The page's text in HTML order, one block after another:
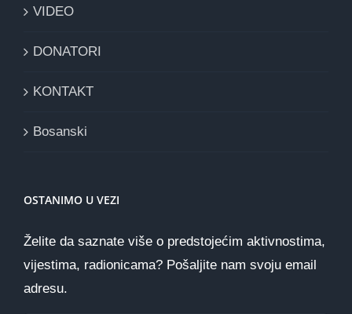
VIDEO
DONATORI
KONTAKT
Bosanski
OSTANIMO U VEZI
Želite da saznate više o predstojećim aktivnostima,
vijestima, radionicama? Pošaljite nam svoju email
adresu.